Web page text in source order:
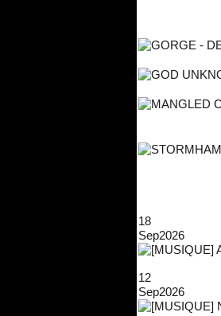
18
Sep2026
12
Sep2026